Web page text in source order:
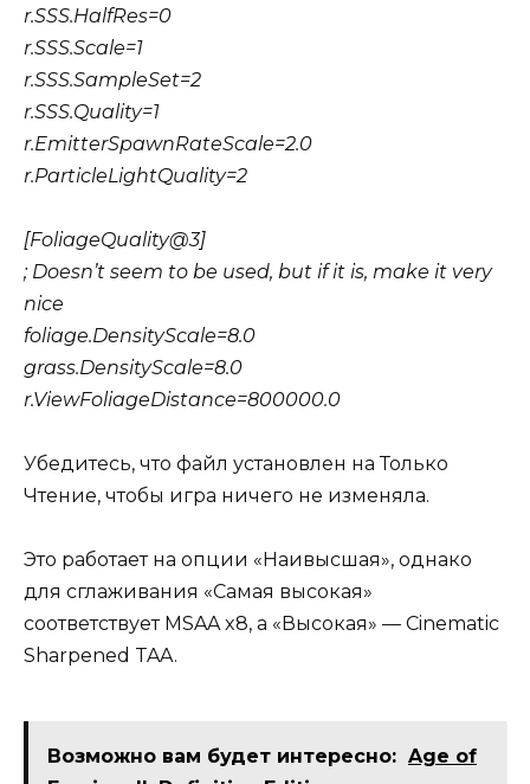
r.SSS.HalfRes=0
r.SSS.Scale=1
r.SSS.SampleSet=2
r.SSS.Quality=1
r.EmitterSpawnRateScale=2.0
r.ParticleLightQuality=2
[FoliageQuality@3]
; Doesn’t seem to be used, but if it is, make it very
nice
foliage.DensityScale=8.0
grass.DensityScale=8.0
r.ViewFoliageDistance=800000.0
Убедитесь, что файл установлен на Только
Чтение, чтобы игра ничего не изменяла.
Это работает на опции «Наивысшая», однако
для сглаживания «Самая высокая»
соответствует MSAA x8, а «Высокая» — Cinematic
Sharpened TAA.
Возможно вам будет интересно: Age of